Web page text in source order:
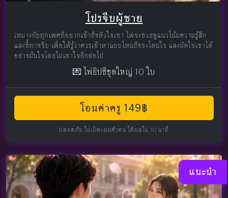
โปรจีบผู้ชาย
เหมาะกับทุกเพศที่อยากเข้าถึงหัวใจเขา ไพ่จะช่วยดูแนวโน้มความรู้สึก
และชี้ทางจีบ เพื่อให้รู้ว่าควรเข้าหาแบบไหนถึงจะโดนใจ และมัดใจเขาได้
อย่างมั่นใจโดยไม่เดาใจอีกต่อไป
💌 ไพ่ยิปซีชุดใหญ่ 10 ใบ
โอนค่าครู 149฿
ปลอดภัย ไม่เปิดเผยตัวตน ได้ผลใน 10 นาที
แนะนำ